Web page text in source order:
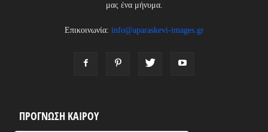
μας ένα μήνυμα.
Επικοινωνία: info@aparaskevi-images.gr
ΠΡΟΓΝΩΣΗ ΚΑΙΡΟΥ